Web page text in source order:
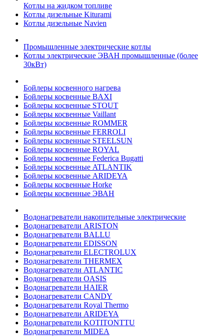
Котлы на жидком топливе
Котлы дизельные Kiturami
Котлы дизельные Navien
Промышленные электрические котлы
Котлы электрические ЭВАН промышленные (более
30кВт)
Бойлеры косвенного нагрева
Бойлеры косвенные BAXI
Бойлеры косвенные STOUT
Бойлеры косвенные Vaillant
Бойлеры косвенные ROMMER
Бойлеры косвенные FERROLI
Бойлеры косвенные STEELSUN
Бойлеры косвенные ROYAL
Бойлеры косвенные Federica Bugatti
Бойлеры косвенные ATLANTIK
Бойлеры косвенные ARIDEYA
Бойлеры косвенные Horke
Бойлеры косвенные ЭВАН
Водонагреватели накопительные электрические
Водонагреватели ARISTON
Водонагреватели BALLU
Водонагреватели EDISSON
Водонагреватели ELECTROLUX
Водонагреватели THERMEX
Водонагреватели ATLANTIC
Водонагреватели OASIS
Водонагреватели HAIER
Водонагреватели CANDY
Водонагреватели Royal Thermo
Водонагреватели ARIDEYA
Водонагреватели KOTITONTTU
Водонагреватели MIDEA